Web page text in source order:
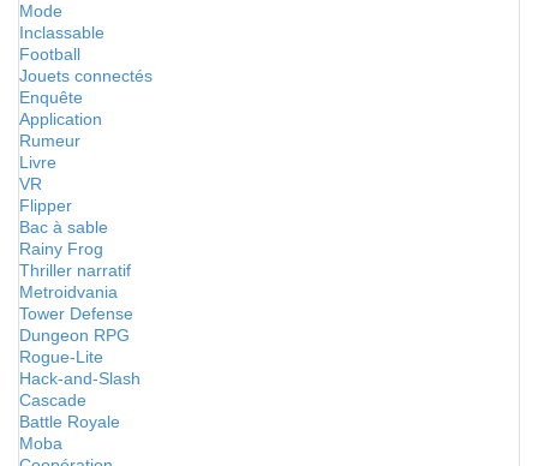
Mode
Inclassable
Football
Jouets connectés
Enquête
Application
Rumeur
Livre
VR
Flipper
Bac à sable
Rainy Frog
Thriller narratif
Metroidvania
Tower Defense
Dungeon RPG
Rogue-Lite
Hack-and-Slash
Cascade
Battle Royale
Moba